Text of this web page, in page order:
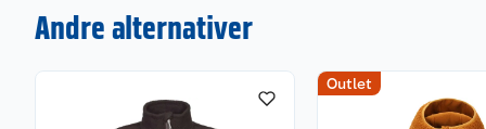
Andre alternativer
Outlet